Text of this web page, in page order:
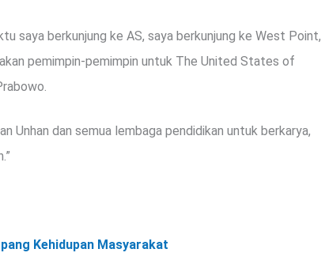
saya berkunjung ke AS, saya berkunjung ke West Point,
pemimpin-pemimpin untuk The United States of
Unhan dan semua lembaga pendidikan untuk berkarya,
Kehidupan Masyarakat